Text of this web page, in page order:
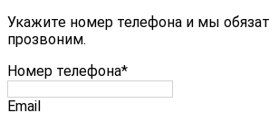
Укажите номер телефона и мы
прозвоним.
Номер телефона*
Email